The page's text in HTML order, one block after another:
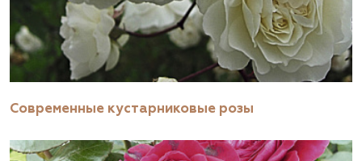
Современные кустарниковые розы